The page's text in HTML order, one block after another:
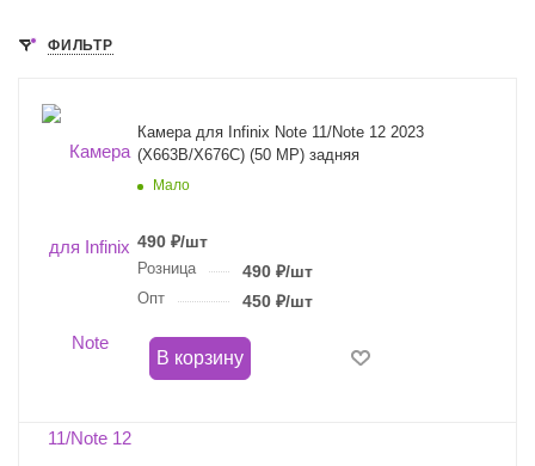
ФИЛЬТР
Камера для Infinix Note 11/Note 12 2023
(X663B/X676C) (50 MP) задняя
Мало
490 ₽/шт
Розница 490₽/шт
Опт 450₽/шт
В корзину